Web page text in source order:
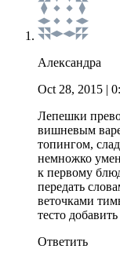
Александра
Oct 28, 2015 |
Лепешки
вишневым
топингом,
немножко
к первому
передать
веточками
тесто
Ответить